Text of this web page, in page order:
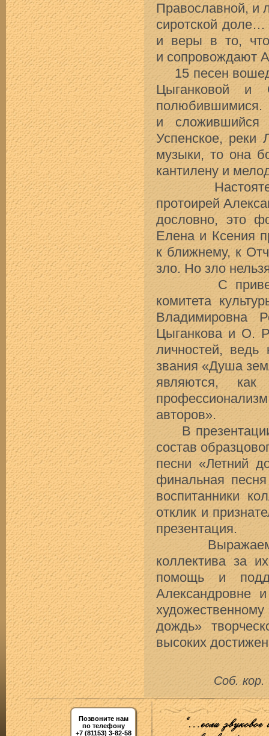
Православной, и
сиротской
и веры в то,
и сопровождают
15 песен
Цыганковой и
и сложившийся
Успенское, реки
музыки, то она
кантилену и
Настоятель
протоирей
дословно, это
Елена и Ксения
к ближнему, к
зло. Но зло
С
комитета
Владимировна
Цыганкова и О.
личностей, ведь
звания «Душа
являются,
авторов».
В презентации
состав
песни «Летний
финальная
воспитанники
отклик и
презентация.
Выражаем
коллектива за
помощь и
Александровне
дождь»
высоких
Соб. кор.
Позвоните нам
по телефону
+7 (81153) 3-82-58